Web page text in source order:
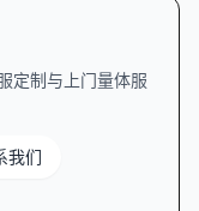
定制与上门量体服
我们